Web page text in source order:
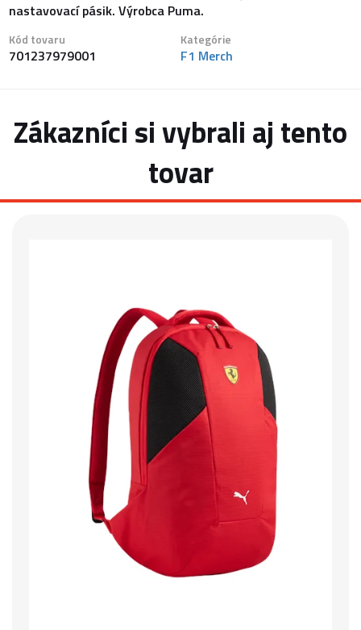
nastavovací pásik. Výrobca Puma.
Kód tovaru
701237979001
Kategórie
F1 Merch
Zákazníci si vybrali aj tento
tovar